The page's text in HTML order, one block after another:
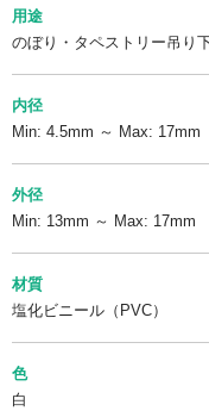
用途
のぼり・タペストリー吊り
内径
Min: 4.5mm ～ Max: 17mm
外径
Min: 13mm ～ Max: 17mm
材質
塩化ビニール（PVC）
色
白